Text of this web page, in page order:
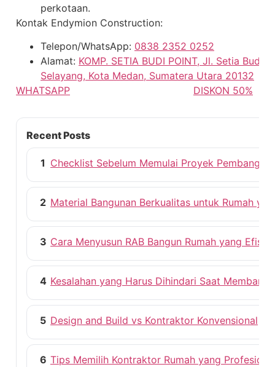
perkotaan.
Kontak Endymion Construction:
Telepon/WhatsApp: 0838 2352 0252
Alamat: KOMP. SETIA BUDI POINT, Jl. Setia Budi
Selayang, Kota Medan, Sumatera Utara 20132
WHATSAPP
DISKON 50%
Recent Posts
1 Checklist Sebelum Memulai Proyek
2 Material Bangunan Berkualitas untuk Rumah
3 Cara Menyusun RAB Bangun Rumah yang Efisien
4 Kesalahan yang Harus Dihindari Saat
5 Design and Build vs Kontraktor Konvensional
6 Tips Memilih Kontraktor Rumah yang